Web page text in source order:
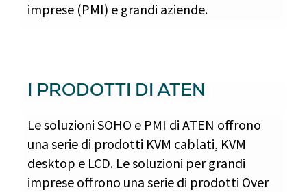
imprese (PMI) e grandi aziende.
I PRODOTTI DI ATEN
Le soluzioni SOHO e PMI di ATEN offrono
una serie di prodotti KVM cablati, KVM
desktop e LCD. Le soluzioni per grandi
imprese offrono una serie di prodotti Over